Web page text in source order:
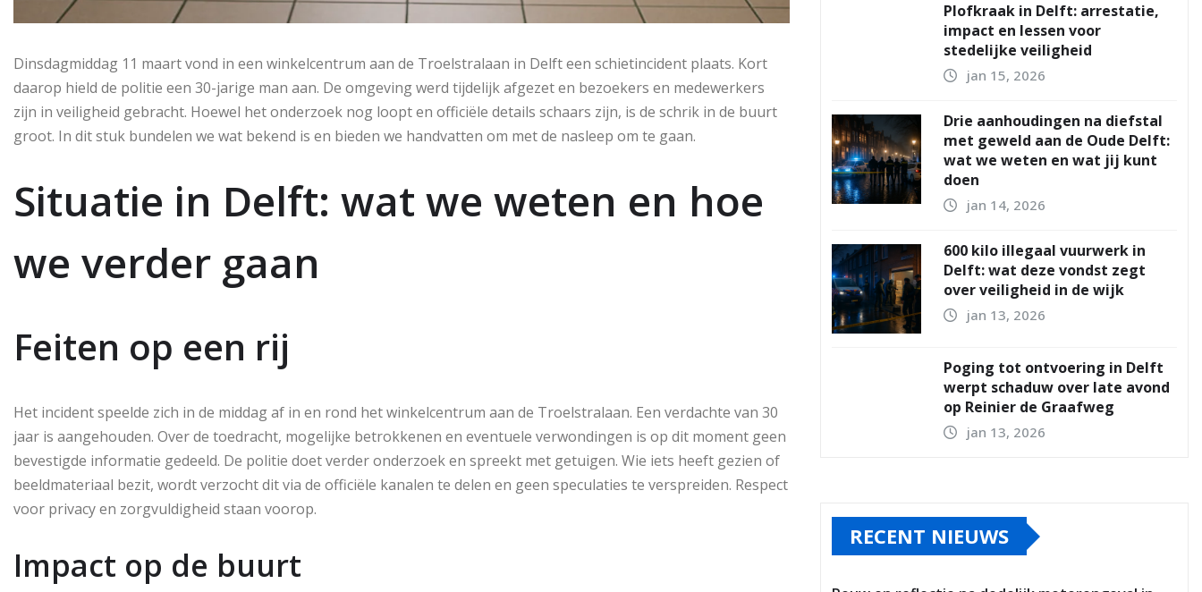
Dinsdagmiddag 11 maart vond in een winkelcentrum aan de Troelstralaan in Delft een schietincident plaats. Kort
daarop hield de politie een 30-jarige man aan. De omgeving werd tijdelijk afgezet en bezoekers en medewerkers
zijn in veiligheid gebracht. Hoewel het onderzoek nog loopt en officiële details schaars zijn, is de schrik in de buurt
groot. In dit stuk bundelen we wat bekend is en bieden we handvatten om met de nasleep om te gaan.
Situatie in Delft: wat we weten en hoe
we verder gaan
Feiten op een rij
Het incident speelde zich in de middag af in en rond het winkelcentrum aan de Troelstralaan. Een verdachte van 30
jaar is aangehouden. Over de toedracht, mogelijke betrokkenen en eventuele verwondingen is op dit moment geen
bevestigde informatie gedeeld. De politie doet verder onderzoek en spreekt met getuigen. Wie iets heeft gezien of
beeldmateriaal bezit, wordt verzocht dit via de officiële kanalen te delen en geen speculaties te verspreiden. Respect
voor privacy en zorgvuldigheid staan voorop.
Impact op de buurt
Plofkraak in Delft: arrestatie,
impact en lessen voor
stedelijke veiligheid
jan 15, 2026
Drie aanhoudingen na diefstal
met geweld aan de Oude Delft:
wat we weten en wat jij kunt
doen
jan 14, 2026
600 kilo illegaal vuurwerk in
Delft: wat deze vondst zegt
over veiligheid in de wijk
jan 13, 2026
Poging tot ontvoering in Delft
werpt schaduw over late avond
op Reinier de Graafweg
jan 13, 2026
RECENT NIEUWS